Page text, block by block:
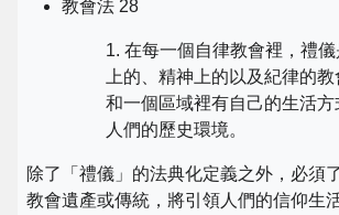
教會法 28
1. 在每一個自律教會裡，禮
上的、精神上的以及紀律的教
和一個區域裡有自己的生活
人們的歷史環境。
除了「禮儀」的法典化定義之外，必須
教會遺產或傳統，將引領人們的信仰生